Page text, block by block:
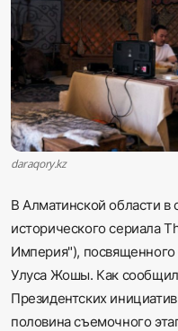
Sadaq TV
Общество
Спорт
Мир
Русский
daraqory.kz
В Алматинской области в
исторического сериала
Империя"),
Улуса Жошы. Как
Президентских
половина съемочного